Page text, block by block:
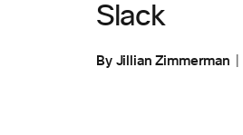
Slack
By Jillian Zimmerman